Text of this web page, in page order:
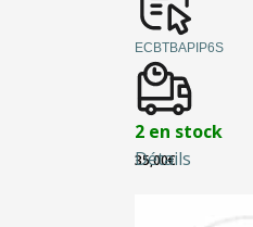
Détails
ECBTBAPIP6S
2 en stock
35,00€